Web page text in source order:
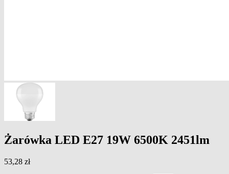
Żarówka LED E27 19W 6500K 2451lm
53,28 zł